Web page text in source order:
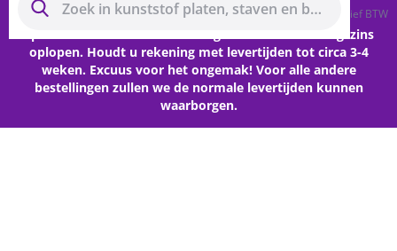
Prijzen inclusief BTW
Wegens vakantieperiode kunnen levertijden voor
opdrachten met freesbewerkingen vanaf heden enigszins
oplopen. Houdt u rekening met levertijden tot circa 3-4
weken. Excuus voor het ongemak! Voor alle andere
bestellingen zullen we de normale levertijden kunnen
waarborgen.